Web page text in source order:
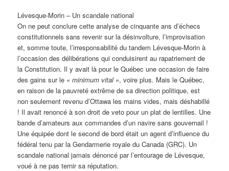
Lévesque-Morin – Un scandale national
On ne peut conclure cette analyse de cinquante ans d’échecs
constitutionnels sans revenir sur la désinvolture, l’improvisation
et, somme toute, l’irresponsabilité du tandem Lévesque-Morin à
l’occasion des délibérations qui conduisirent au rapatriement de
la Constitution. Il y avait là pour le Québec une occasion de faire
des gains sur le « minimum vital », voire plus. Mais le Québec,
en raison de la pauvreté extrême de sa direction politique, est
non seulement revenu d’Ottawa les mains vides, mais déshabillé
! Il avait renoncé à son droit de veto pour un plat de lentilles. Une
bande d’amateurs aux commandes d’un navire sans gouvernail !
Une équipée dont le second de bord était un agent d’influence du
fédéral tenu par la Gendarmerie royale du Canada (GRC). Un
scandale national jamais dénoncé par l’entourage de Lévesque,
voué à ne pas ternir sa réputation.